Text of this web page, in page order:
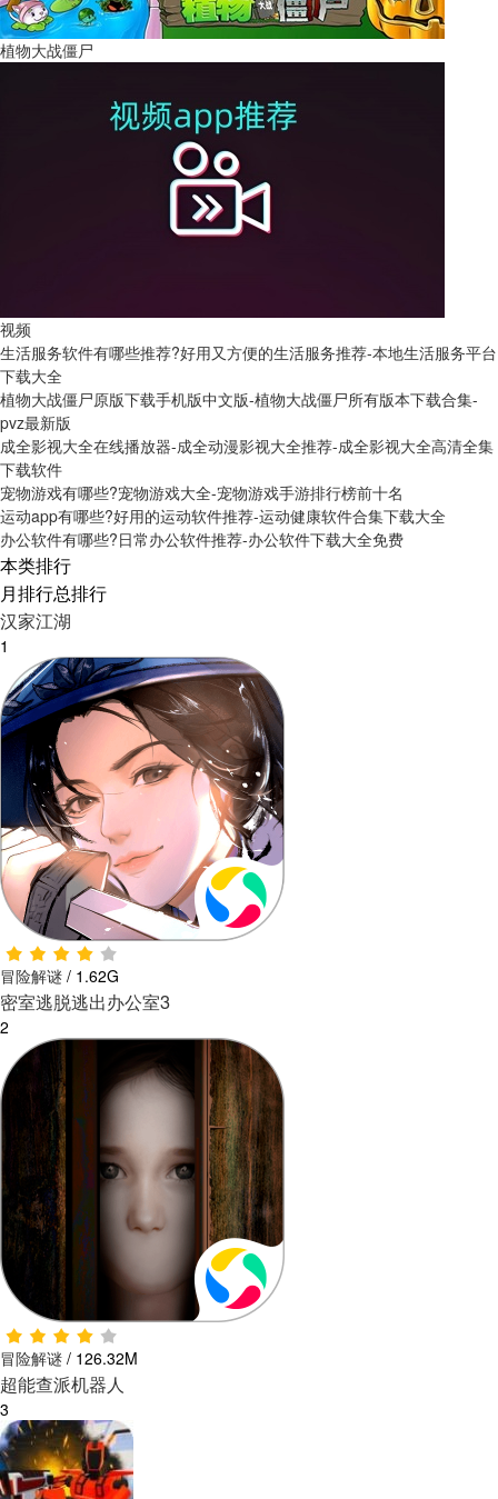
植物大战僵尸
视频
生活服务软件有哪些推荐?好用又方便的生活服务推荐-本地生活服务平台
下载大全
植物大战僵尸原版下载手机版中文版-植物大战僵尸所有版本下载合集-
pvz最新版
成全影视大全在线播放器-成全动漫影视大全推荐-成全影视大全高清全集
下载软件
宠物游戏有哪些?宠物游戏大全-宠物游戏手游排行榜前十名
运动app有哪些?好用的运动软件推荐-运动健康软件合集下载大全
办公软件有哪些?日常办公软件推荐-办公软件下载大全免费
本类排行
月排行总排行
汉家江湖
1
冒险解谜 / 1.62G
密室逃脱逃出办公室3
2
冒险解谜 / 126.32M
超能查派机器人
3